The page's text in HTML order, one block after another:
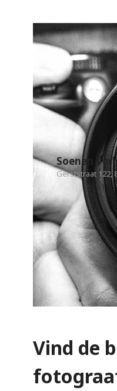
Soenen
Gerststraat 122,
Vind de